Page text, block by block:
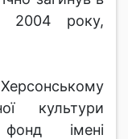
2004 року,
культури
імені